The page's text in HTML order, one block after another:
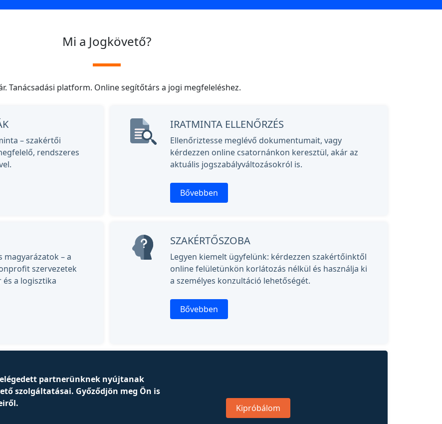
Mi a Jogkövető?
Tanácsadási platform. Online segítőtárs a jogi megfeleléshez.
– szakértői
rendszeres
IRATMINTA ELLENŐRZÉS
Ellenőriztesse meglévő dokumentumait, vagy
kérdezzen online csatornánkon keresztül, akár az
aktuális jogszabályváltozásokról is.
Bővebben
magyarázatok – a
szervezetek
a logisztika
SZAKÉRTŐSZOBA
Legyen kiemelt ügyfelünk: kérdezzen szakértőinktől
online felületünkön korlátozás nélkül és használja ki
a személyes konzultáció lehetőségét.
Bővebben
elégedett partnerünknek nyújtanak
szolgáltatásai. Győződjön meg Ön is
Kipróbálom